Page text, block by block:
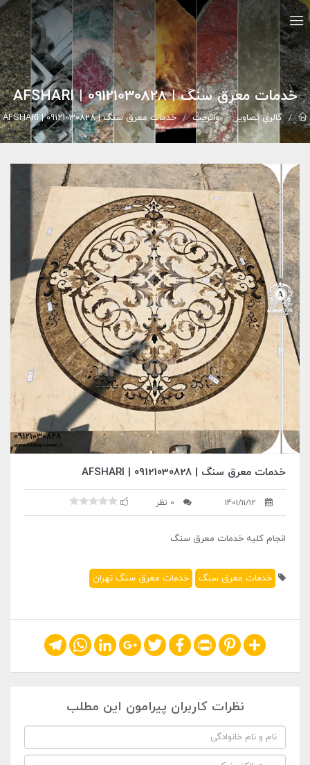
خدمات معرق سنگ | 09121030828 | AFSHARI
گالري تصاوير واترجت خدمات معرق سنگ | 09121030828 | AFSHARI
خدمات معرق سنگ | 09121030828 | AFSHARI
1401/11/12 0 نظر
انجام کلیه خدمات معرق سنگ
خدمات معرق سنگ خدمات معرق سنگ تهران
Share
Pinterest
Print
Facebook
Twitter
Google+
LinkedIn
WhatsApp
Telegram
نظرات کاربران پیرامون این مطلب